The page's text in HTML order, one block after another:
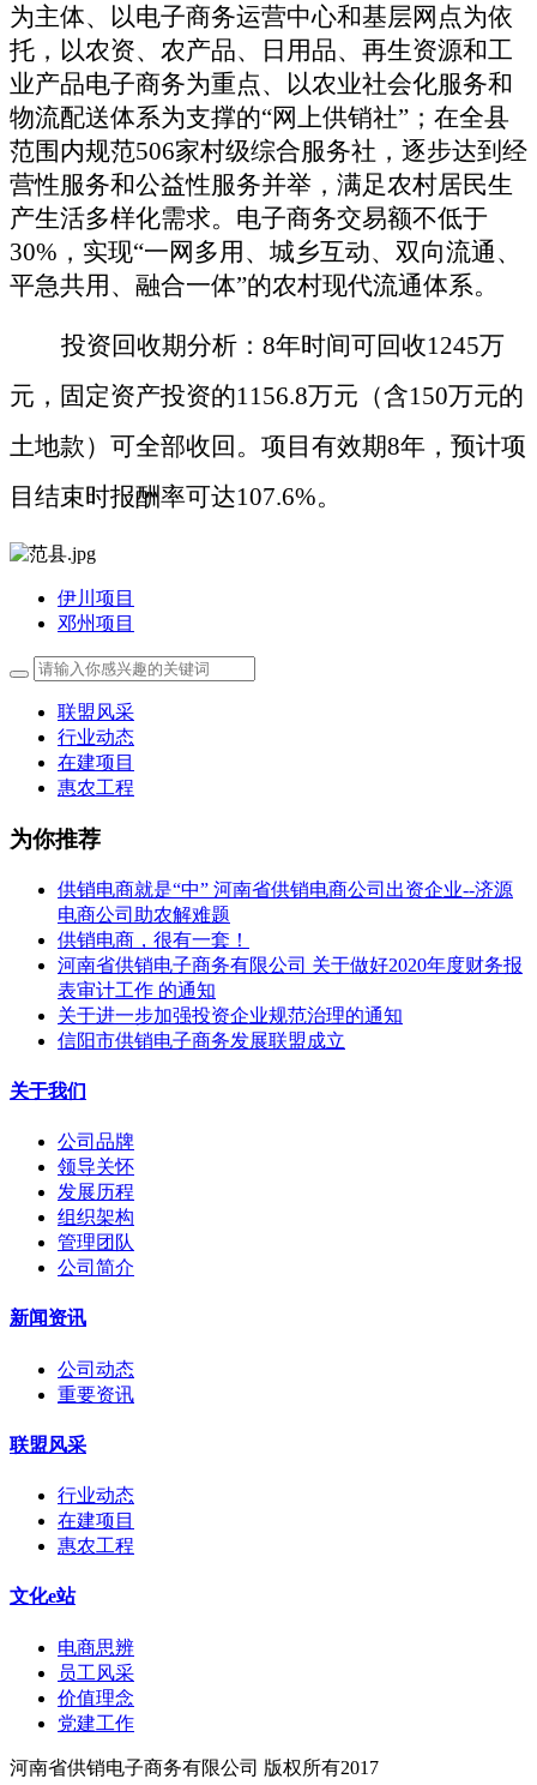
为主体、以电子商务运营中心和基层网点为依
托，以农资、农产品、日用品、再生资源和工
业产品电子商务为重点、以农业社会化服务和
物流配送体系为支撑的“网上供销社” ； 在全县
范围内规范506家村级综合服务社，逐步达到经
营性服务和公益性服务并举，满足农村居民生
产生活多样化需求。 电子商务交易额不低于
30%，实现“一网多用、城乡互动、双向流通、
平急共用、融合一体”的农村现代流通体系。
投资回收期分析： 8年时间可回收1245万
元，固定资产投资的1156.8万元（含150万元的
土地款）可全部收回 。 项目有效期8年， 预计项
目结束时报酬率可达107.6%。
伊川项目
邓州项目
联盟风采
行业动态
在建项目
惠农工程
为你推荐
供销电商就是“中” 河南省供销电商公司出资企业--济源
电商公司助农解难题
供销电商，很有一套！
河南省供销电子商务有限公司 关于做好2020年度财务报
表审计工作 的通知
关于进一步加强投资企业规范治理的通知
信阳市供销电子商务发展联盟成立
关于我们
公司品牌
领导关怀
发展历程
组织架构
管理团队
公司简介
新闻资讯
公司动态
重要资讯
联盟风采
行业动态
在建项目
惠农工程
文化e站
电商思辨
员工风采
价值理念
党建工作
河南省供销电子商务有限公司 版权所有2017